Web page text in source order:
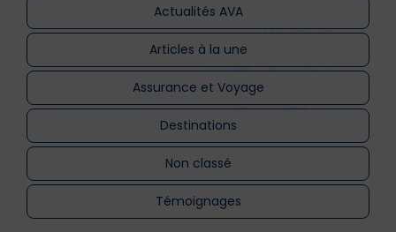
Actualités AVA
Articles à la une
Assurance et Voyage
Destinations
Non classé
Témoignages